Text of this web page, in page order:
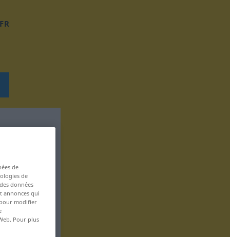
FR
de
de
données
annonces qui
modifier
Pour plus